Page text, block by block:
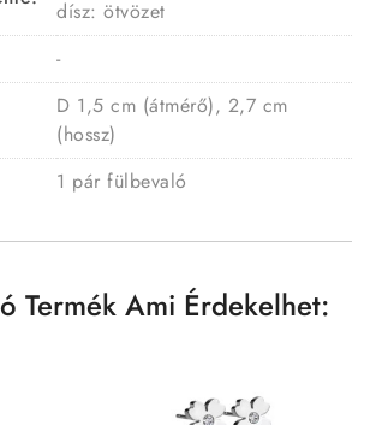
dísz: ötvözet
-
D 1,5 cm (átmérő), 2,7 cm
(hossz)
1 pár fülbevaló
Termék Ami Érdekelhet: